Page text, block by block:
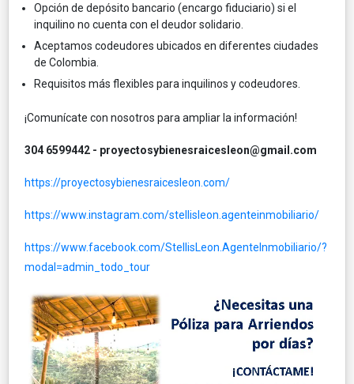
Opción de depósito bancario (encargo fiduciario) si el
inquilino no cuenta con el deudor solidario.
Aceptamos codeudores ubicados en diferentes ciudades
de Colombia.
Requisitos más flexibles para inquilinos y codeudores.
¡Comunícate con nosotros para ampliar la información!
304 6599442 - proyectosybienesraicesleon@gmail.com
https://proyectosybienesraicesleon.com/
https://www.instagram.com/stellisleon.agenteinmobiliario/
https://www.facebook.com/StellisLeon.AgenteInmobiliario/?
modal=admin_todo_tour